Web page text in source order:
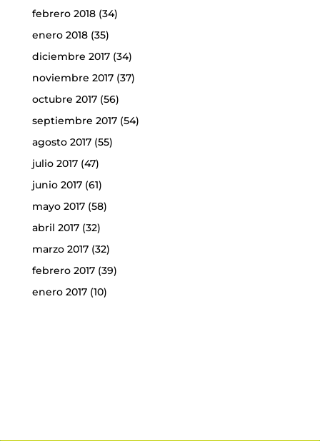
febrero 2018(34)
enero 2018(35)
diciembre 2017(34)
noviembre 2017(37)
octubre 2017(56)
septiembre 2017(54)
agosto 2017(55)
julio 2017(47)
junio 2017(61)
mayo 2017(58)
abril 2017(32)
marzo 2017(32)
febrero 2017(39)
enero 2017(10)